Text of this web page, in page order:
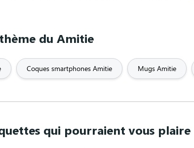
du Amitie
Coques smartphones Amitie Mugs Amitie
qui pourraient vous plaire